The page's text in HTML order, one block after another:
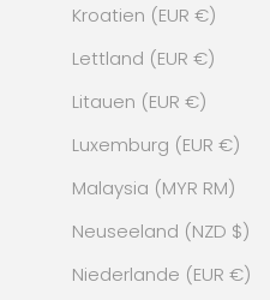
Kroatien (EUR €)
Lettland (EUR €)
Litauen (EUR €)
Luxemburg (EUR €)
Malaysia (MYR RM)
Neuseeland (NZD $)
Niederlande (EUR €)